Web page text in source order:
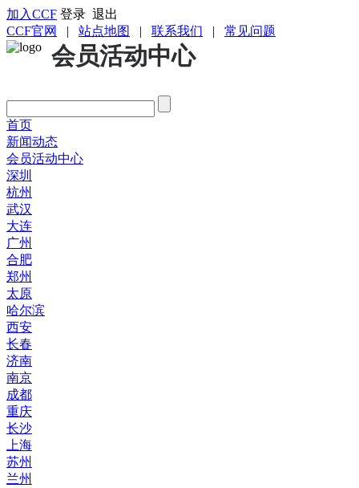
加入CCF 登录 退出
CCF官网
| 站点地图 | 联系我们 | 常见问题
会员活动中心
首页
新闻动态
会员活动中心
深圳
杭州
武汉
大连
广州
合肥
郑州
太原
哈尔滨
西安
长春
济南
南京
成都
重庆
长沙
上海
苏州
兰州